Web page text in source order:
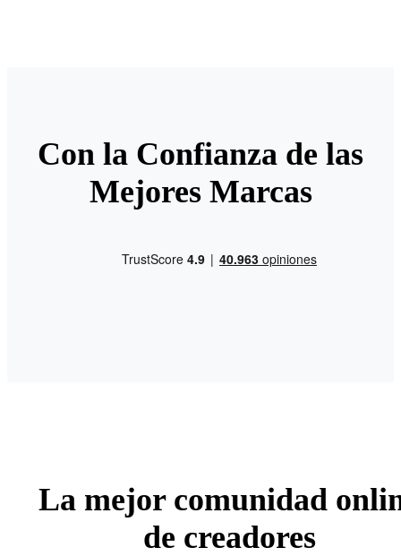
Con la Confianza de las
Mejores Marcas
La mejor comunidad
de creadores